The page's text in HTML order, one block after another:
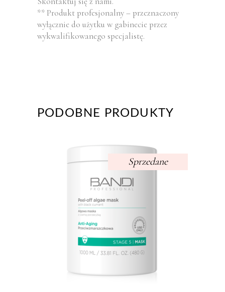
** Produkt profesjonalny – przeznaczony
wyłącznie do użytku w gabinecie przez
wykwalifikowanego specjalistę.
PODOBNE PRODUKTY
Sprzedane